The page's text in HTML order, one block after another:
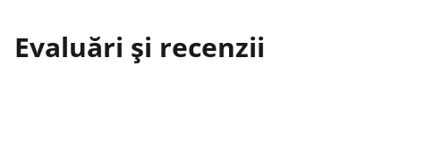
Evaluări și recenzii